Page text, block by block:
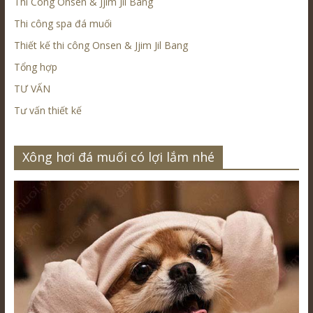
Thi công spa đá muối
Thiết kế thi công Onsen & Jjim Jil Bang
Tổng hợp
TƯ VẤN
Tư vấn thiết kế
Xông hơi đá muối có lợi lắm nhé